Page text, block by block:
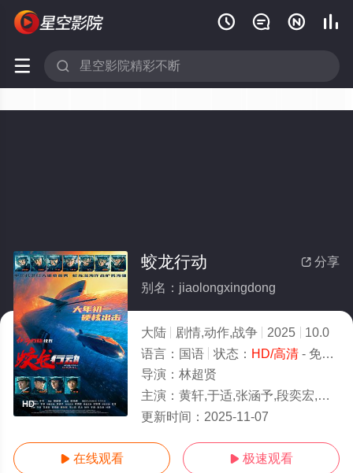
   
 
HD
 分享
蛟龙行动
别名：jiaolongxingdong
大陆 剧情,动作,战争 2025
10.0
语言： 国语 状态： HD/高清- 免费在线观看
导演： 林超贤
主演： 黄轩,于适,张涵予,段奕宏,王俊凯,杜江,李晨,王彦霖,蒋璐霞,韩东君,李九霄,高戈,孙毅,于震,袁文康,叶禾
更新时间： 2025-11-07
 在线观看  极速观看